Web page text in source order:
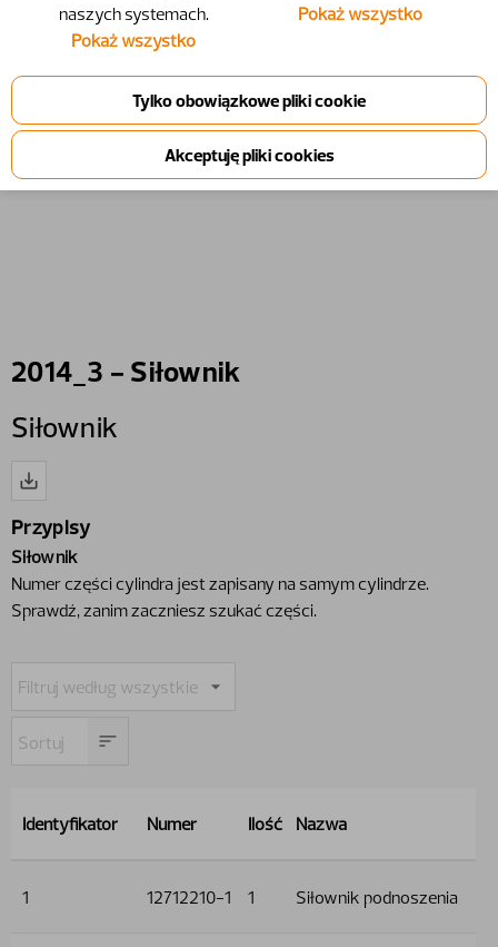
2014_3 - Siłownik
Siłownik
Przypisy
Siłownik
Numer części cylindra jest zapisany na samym cylindrze.
Sprawdź,​ zanim zaczniesz szukać części.
Identyfikator Numer Ilość Nazwa
1 12712210-1 1 Siłownik podnoszenia
naszych systemach.
Pokaż wszystko
Pokaż wszystko